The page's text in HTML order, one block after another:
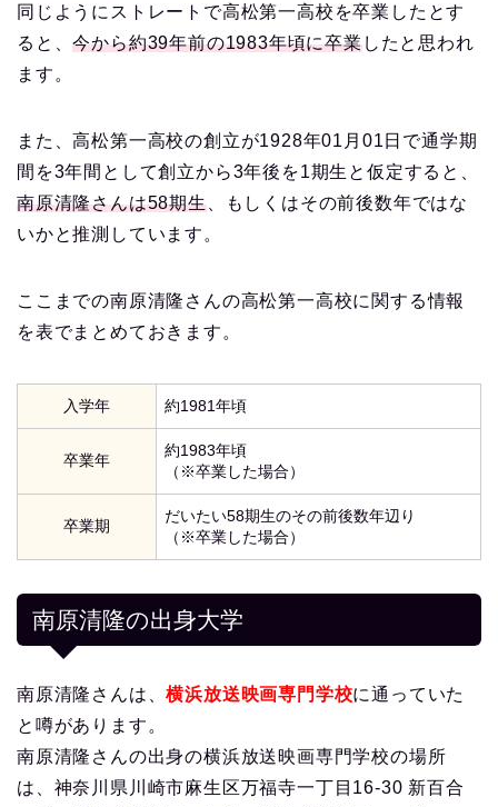
同じようにストレートで高松第一高校を卒業したとす
ると、今から約39年前の1983年頃に卒業したと思われ
ます。
また、高松第一高校の創立が1928年01月01日で通学期
間を3年間として創立から3年後を1期生と仮定すると、
南原清隆さんは58期生、もしくはその前後数年ではな
いかと推測しています。
ここまでの南原清隆さんの高松第一高校に関する情報
を表でまとめておきます。
入学年 約1981年頃
卒業年
約1983年頃
（※卒業した場合）
卒業期
だいたい58期生のその前後数年辺り
（※卒業した場合）
南原清隆の出身大学
南原清隆さんは、横浜放送映画専門学校に通っていた
と噂があります。
南原清隆さんの出身の横浜放送映画専門学校の場所
は、神奈川県川崎市麻生区万福寺一丁目16-30 新百合